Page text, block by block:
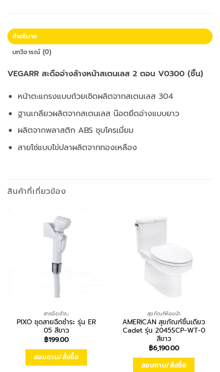
คำอธิบาย
บทวิจารณ์ (0)
VEGARR สะดืออ่างล้างหน้าสเตนเลส 2 ตอน V0300 (ชิ้น)
หน้าตะแกรงแบบถ้วยเชิดผลิตจากสเตนเลส 304
ฐานเกลียวผลิตจากสเตนเลส น๊อตยึดอ่างแบบยาว
ผลิตจากพลาสติก ABS ชุบโครเมี่ยม
สายโซ่แบบไข่ปลาผลิตจากทองเหลือง
สินค้าที่เกี่ยวข้อง
สายฉีดชำระ
PIXO ชุดสายฉีดชำระ รุ่น ER
05 สีขาว
฿199.00
สอบถาม/สั่งซื้อ
สุขภัณฑ์ห้องน้ำ
AMERICAN สุขภัณฑ์ชิ้นเดียว
Cadet รุ่น 2045SCP-WT-0
สีขาว
฿6,190.00
สอบถาม/สั่งซื้อ